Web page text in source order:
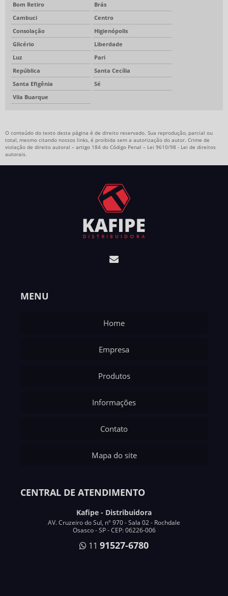
Bom Retiro
Brás
Cambuci
Centro
Consolação
Higienópolis
Glicério
Liberdade
Luz
Pari
República
Santa Cecília
Santa Efigênia
Sé
Vila Buarque
O conteúdo do texto desta página é de direito reservado. Sua reprodução, parcial ou
total, mesmo citando nossos links, é proibida sem a autorização do autor. Crime de
violação de direito autoral – artigo 184 do Código Penal – Lei 9610/98 - Lei de direitos
autorais.
MENU
Home
Empresa
Produtos
Informações
Contato
Mapa do site
CENTRAL DE ATENDIMENTO
Kafipe - Distribuidora
AV. Cruzeiro do Sul, nº 970 - Sala 02 - Rochdale
Osasco - SP - CEP: 06226-006
11 91527-6780